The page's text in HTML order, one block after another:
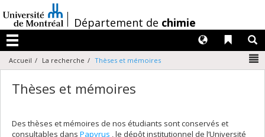
au
contenu
/Département de chimie
Menu
Liens
Langues
Accueil La recherche Thèses et mémoires
Thèses et mémoires
Des thèses et mémoires de nos étudiants sont conservés et
consultables dans Papyrus , le dépôt institutionnel de l’Université